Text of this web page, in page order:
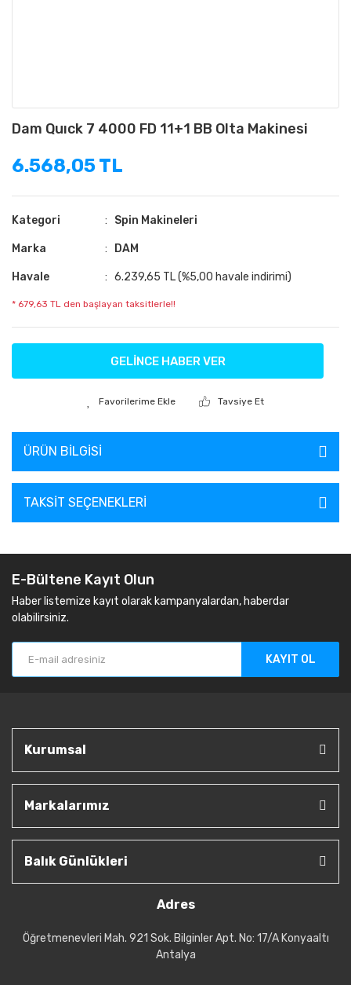
Dam Quıck 7 4000 FD 11+1 BB Olta Makinesi
6.568,05 TL
Kategori Spin Makineleri
Marka DAM
Havale 6.239,65 TL (%5,00 havale indirimi)
* 679,63 TL den başlayan taksitlerle!!
GELİNCE HABER VER
Tavsiye Et
ÜRÜN BILGISI
TAKSIT SEÇENEKLERI
E-Bültene Kayıt Olun
Haber listemize kayıt olarak kampanyalardan, haberdar
olabilirsiniz.
KAYIT OL
Kurumsal
Markalarımız
Balık Günlükleri
Adres
Öğretmenevleri Mah. 921 Sok. Bilginler Apt. No: 17/A Konyaaltı
Antalya